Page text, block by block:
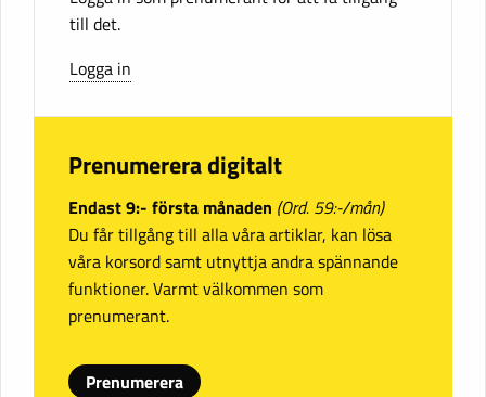
till det.
Logga in
Prenumerera digitalt
Endast 9:- första månaden (Ord. 59:-/mån)
Du får tillgång till alla våra artiklar, kan lösa
våra korsord samt utnyttja andra spännande
funktioner. Varmt välkommen som
prenumerant.
Prenumerera